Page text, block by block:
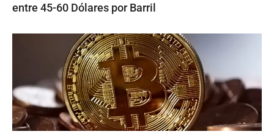
entre 45-60 Dólares por Barril